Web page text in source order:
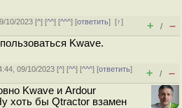
10/2023 [^] [^^] [^^^] [ответить][↑]
+ / –
Kwave.
09/10/2023 [^] [^^] [^^^] [ответить]
+ / –
Kwave и Ardour
хоть бы Qtractor взамен